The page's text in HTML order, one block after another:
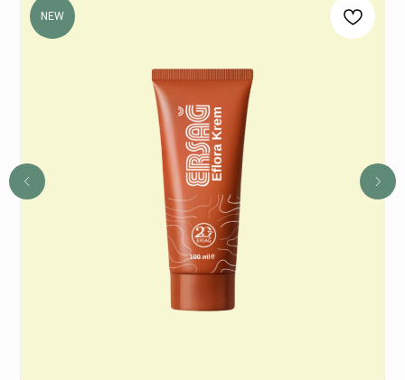
NEW
вы получаете 4 и более подарка.
дополнительные 2
из предложенных для новичков.
Не предлагаются дополнительные подарки
для новичков в период проведения
спецакции 9/4 или 7/5.
ОСТАВЬТЕ ЗАЯВКУ И МЫ
СВЯЖЕМСЯ, ЧТОБЫ
ЗАРЕГИСТРИРОВАТЬ ВАС